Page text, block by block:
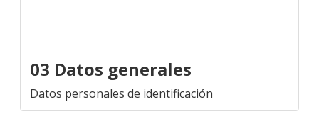
03 Datos generales
Datos personales de identificación